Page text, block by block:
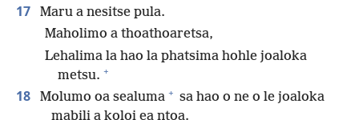
17
Maru a nesitse pula.
Maholimo a thoathoaretsa,
Lehalima la hao la phatsima hohle joaloka
metsu. +
18 Molumo oa sealuma + sa hao o ne o le joaloka
mabili a koloi ea ntoa.